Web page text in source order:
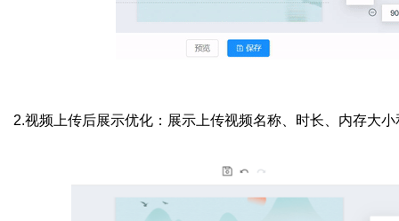
2.视频上传后展示优化：展示上传视频名称、时长、内存大